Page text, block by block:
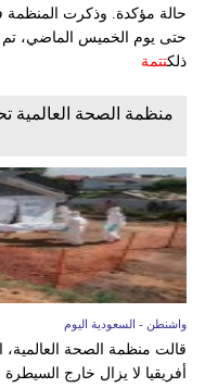
حالة مؤكدة. وذكرت
ذلكتتمة
منظمة الصحة العالمية
واشنطن - السعودية اليوم
قالت منظمة الصحة
أفريقيا لا يزال خارج